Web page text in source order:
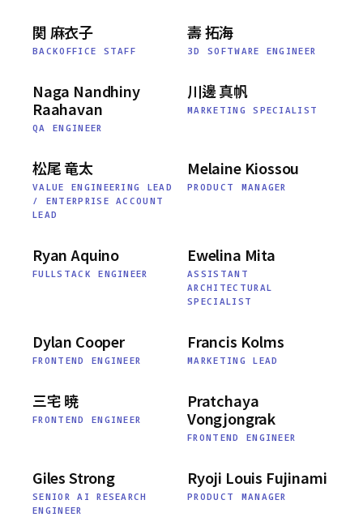
関 麻衣子
BACKOFFICE STAFF
壽 拓海
3D SOFTWARE ENGINEER
Naga Nandhiny
Raahavan
QA ENGINEER
川邊 真帆
MARKETING SPECIALIST
松尾 竜太
VALUE ENGINEERING LEAD
/ ENTERPRISE ACCOUNT
LEAD
Melaine Kiossou
PRODUCT MANAGER
Ryan Aquino
FULLSTACK ENGINEER
Ewelina Mita
ASSISTANT
ARCHITECTURAL
SPECIALIST
Dylan Cooper
FRONTEND ENGINEER
Francis Kolms
MARKETING LEAD
三宅 暁
FRONTEND ENGINEER
Pratchaya
Vongjongrak
FRONTEND ENGINEER
Giles Strong
SENIOR AI RESEARCH
ENGINEER
Ryoji Louis Fujinami
PRODUCT MANAGER